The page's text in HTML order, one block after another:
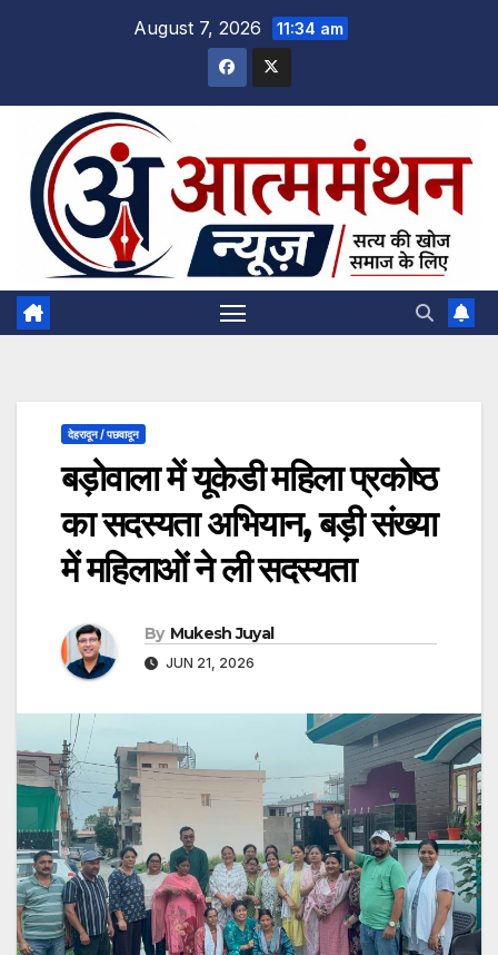
August 7, 2026 11:34 am
देहरादून / पछवादून
बड़ोवाला में यूकेडी महिला प्रकोष्ठ
का सदस्यता अभियान, बड़ी संख्या
में महिलाओं ने ली सदस्यता
By Mukesh Juyal
JUN 21, 2026